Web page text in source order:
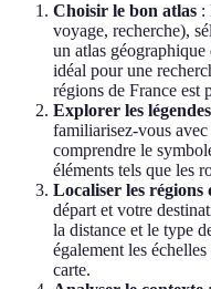
Choisir le bon atlas :
voyage, recherche),
un atlas
idéal pour une
régions de France est
Explorer les légendes
familiarisez-vous
comprendre le
éléments tels que les
Localiser les régions
départ et votre
la distance et le type
également les
carte.